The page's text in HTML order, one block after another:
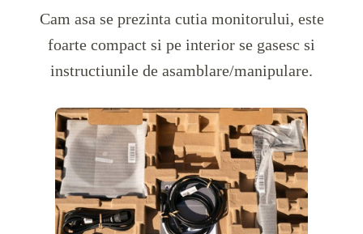
Cam asa se prezinta cutia monitorului, este
foarte compact si pe interior se gasesc si
instructiunile de asamblare/manipulare.